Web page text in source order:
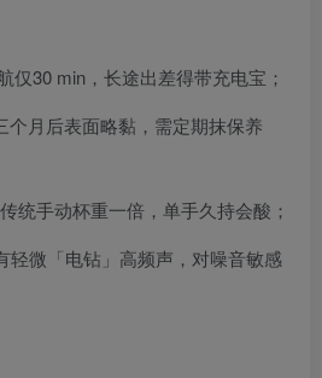
仅30 min，长途出差得带充电宝；
个月后表面略黏，需定期抹保养
统手动杯重一倍，单手久持会酸；
轻微「电钻」高频声，对噪音敏感